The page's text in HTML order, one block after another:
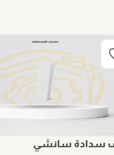
سدادة سانشي